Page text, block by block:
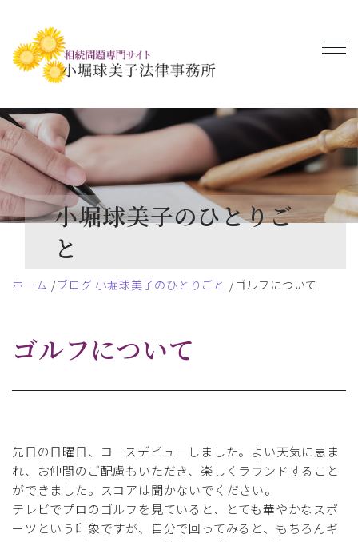
小堀球美子のひとりご
と
ホーム ブログ 小堀球美子のひとりごと ゴルフについて
ゴルフについて
先日の日曜日、コースデビューしました。よい天気に恵ま
れ、お仲間のご配慮もいただき、楽しくラウンドすること
ができました。スコアは聞かないでください。
テレビでプロのゴルフを見ていると、とても華やかなスポ
ーツという印象ですが、自分で回ってみると、もちろんギ